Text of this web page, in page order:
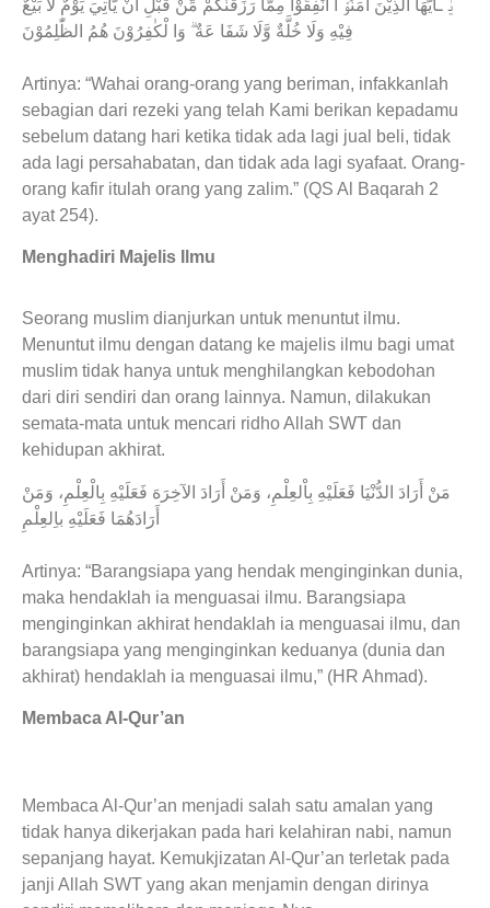
يٰۤـاَيُّهَا الَّذِيْنَ اٰمَنُوْۤا اَنْفِقُوْا مِمَّا رَزَقْنٰكُمْ مِّنْ قَبْلِ اَنْ يَّأْتِيَ يَوْمٌ لَّا بَيْعٌ
فِيْهِ وَلَا خُلَّةٌ وَّلَا شَفَا عَةٌ ۗ وَا لْكٰفِرُوْنَ هُمُ الظّٰلِمُوْنَ
Artinya: “Wahai orang-orang yang beriman, infakkanlah
sebagian dari rezeki yang telah Kami berikan kepadamu
sebelum datang hari ketika tidak ada lagi jual beli, tidak
ada lagi persahabatan, dan tidak ada lagi syafaat. Orang-
orang kafir itulah orang yang zalim.” (QS Al Baqarah 2
ayat 254).
Menghadiri Majelis Ilmu
Seorang muslim dianjurkan untuk menuntut ilmu.
Menuntut ilmu dengan datang ke majelis ilmu bagi umat
muslim tidak hanya untuk menghilangkan kebodohan
dari diri sendiri dan orang lainnya. Namun, dilakukan
semata-mata untuk mencari ridho Allah SWT dan
kehidupan akhirat.
مَنْ أَرَادَ الدُّنْيَا فَعَلَيْهِ بِاْلعِلْمِ، وَمَنْ أَرَادَ الآخِرَهَ فَعَلَيْهِ بِالْعِلْمِ، وَمَنْ
أَرَادَهُمَا فَعَلَيْهِ باِلعِلْمِ
Artinya: “Barangsiapa yang hendak menginginkan dunia,
maka hendaklah ia menguasai ilmu. Barangsiapa
menginginkan akhirat hendaklah ia menguasai ilmu, dan
barangsiapa yang menginginkan keduanya (dunia dan
akhirat) hendaklah ia menguasai ilmu,” (HR Ahmad).
Membaca Al-Qur’an
Membaca Al-Qur’an menjadi salah satu amalan yang
tidak hanya dikerjakan pada hari kelahiran nabi, namun
sepanjang hayat. Kemukjizatan Al-Qur’an terletak pada
janji Allah SWT yang akan menjamin dengan dirinya